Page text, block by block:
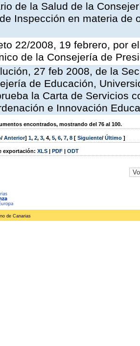
de la Salud de la
Inspección en materia de
22/2008, 19 febrero, por
de la Consejería de
27 feb 2008, de la
de Educación,
la Carta de Servicios
e Innovación
encontrados, mostrando del 76 al 100.
/ Anterior] 1, 2, 3, 4, 5, 6, 7, 8 [ Siguiente/ Último ]
exportación: XLS | PDF | ODT
de Canarias